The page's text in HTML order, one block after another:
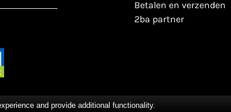
betalen en verzenden
2ba partner
and provide additional functionality.